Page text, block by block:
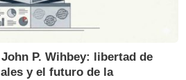
John P. Wihbey: libertad de
y el futuro de la